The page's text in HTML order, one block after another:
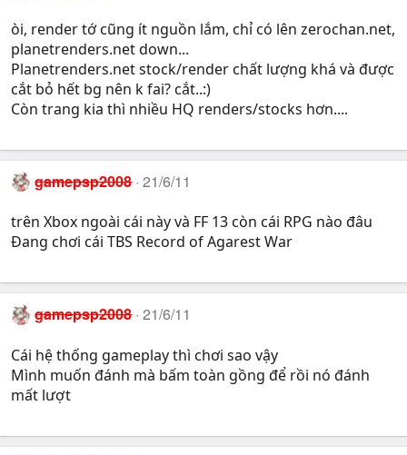
òi, render tớ cũng ít nguồn lắm, chỉ có lên zerochan.net,
planetrenders.net down...
Planetrenders.net stock/render chất lượng khá và được
cắt bỏ hết bg nên k fai? cắt..:)
Còn trang kia thì nhiều HQ renders/stocks hơn....
gamepsp2008 21/6/11
trên Xbox ngoài cái này và FF 13 còn cái RPG nào đâu
Đang chơi cái TBS Record of Agarest War
gamepsp2008 21/6/11
Cái hệ thống gameplay thì chơi sao vậy
Mình muốn đánh mà bấm toàn gồng để rồi nó đánh
mất lượt